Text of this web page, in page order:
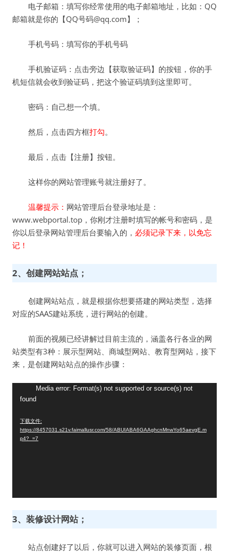
电子邮箱：填写你经常使用的电子邮箱地址，比如：QQ
邮箱就是你的【QQ号码@qq.com】；
手机号码：填写你的手机号码
手机验证码：点击旁边【获取验证码】的按钮，你的手
机短信就会收到验证码，把这个验证码填到这里即可。
密码：自己想一个填。
然后，点击四方框打勾。
最后，点击【注册】按钮。
这样你的网站管理账号就注册好了。
温馨提示： 网站管理后台登录地址是：
www.webportal.top，你刚才注册时填写的帐号和密码，是
你以后登录网站管理后台要输入的， 必须记录下来，以免忘
记！
2、创建网站站点；
创建网站站点，就是根据你想要搭建的网站类型，选择
对应的SAAS建站系统，进行网站的创建。
前面的视频已经讲解过目前主流的，涵盖各行各业的网
站类型有3种：展示型网站、商城型网站、教育型网站， 接下
来，是创建网站站点的操作步骤：
Media error: Format(s) not supported or source(s) not
found
下载文件:
https://8457031.s21v.faimallusr.com/58/ABUIABA6GAAghcnMnwYo65aevgE.m
p4?_=7
3、装修设计网站；
站点创建好了以后，你就可以进入网站的装修页面，根